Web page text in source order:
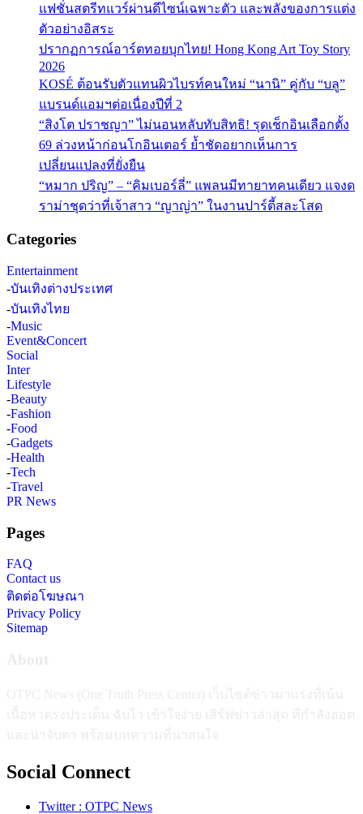
แฟชั่นสตรีทแวร์ผ่านดีไซน์เฉพาะตัว และพลังของการแต่ง
ตัวอย่างอิสระ
ปรากฏการณ์อาร์ตทอยบุกไทย! Hong Kong Art Toy Story
2026
KOSÉ ต้อนรับตัวแทนผิวไบรท์คนใหม่ “นานิ” คู่กับ “บลู”
แบรนด์แอมฯต่อเนื่องปีที่ 2
“สิงโต ปราชญา” ไม่นอนหลับทับสิทธิ! รุดเช็กอินเลือกตั้ง
69 ล่วงหน้าก่อนโกอินเตอร์ ย้ำชัดอยากเห็นการ
เปลี่ยนแปลงที่ยั่งยืน
“หมาก ปริญ” – “คิมเบอร์ลี่” แพลนมีทายาทคนเดียว แจงด
ราม่าชุดว่าที่เจ้าสาว “ญาญ่า” ในงานปาร์ตี้สละโสด
Categories
Entertainment
-บันเทิงต่างประเทศ
-บันเทิงไทย
-Music
Event&Concert
Social
Inter
Lifestyle
-Beauty
-Fashion
-Food
-Gadgets
-Health
-Tech
-Travel
PR News
Pages
FAQ
Contact us
ติดต่อโฆษณา
Privacy Policy
Sitemap
Social Connect
Twitter : OTPC News